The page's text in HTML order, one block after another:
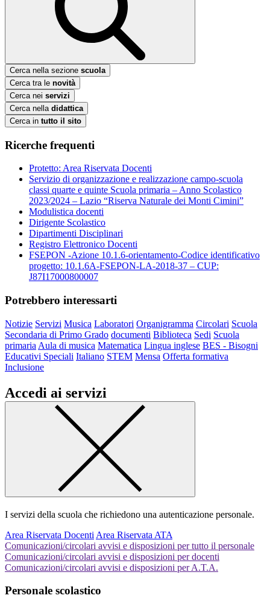
Cerca nella sezione scuola
Cerca tra le novità
Cerca nei servizi
Cerca nella didattica
Cerca in tutto il sito
Ricerche frequenti
Protetto: Area Riservata Docenti
Servizio di organizzazione e realizzazione campo-scuola
classi quarte e quinte Scuola primaria – Anno Scolastico
2023/2024 – Lazio “Riserva Naturale dei Monti Cimini”
Modulistica docenti
Dirigente Scolastico
Dipartimenti Disciplinari
Registro Elettronico Docenti
FSEPON -Azione 10.1.6-orientamento-Codice identificativo
progetto: 10.1.6A-FSEPON-LA-2018-37 – CUP:
J87I17000800007
Potrebbero interessarti
Notizie Servizi Musica Laboratori Organigramma Circolari Scuola
Secondaria di Primo Grado documenti Biblioteca Sedi Scuola
primaria Aula di musica Matematica Lingua inglese BES - Bisogni
Educativi Speciali Italiano STEM Mensa Offerta formativa
Inclusione
Accedi ai servizi
I servizi della scuola che richiedono una autenticazione personale.
Area Riservata Docenti Area Riservata ATA
Comunicazioni/circolari avvisi e disposizioni per tutto il personale
Comunicazioni/circolari avvisi e disposizioni per docenti
Comunicazioni/circolari avvisi e disposizioni per A.T.A.
Personale scolastico